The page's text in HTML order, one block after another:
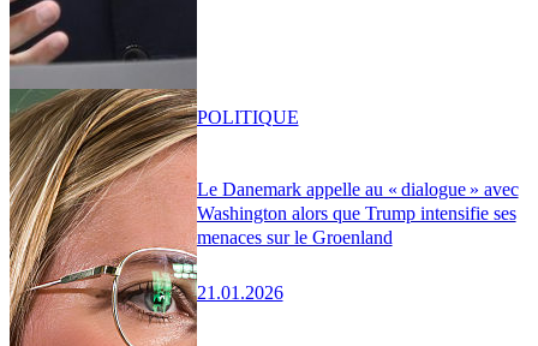
Le Danemark appelle au « dialogue » avec
Washington alors que Trump intensifie ses
menaces sur le Groenland
21.01.2026
POLITIQUE